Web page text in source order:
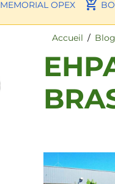
MEMORIAL OPEX
Accueil Blog